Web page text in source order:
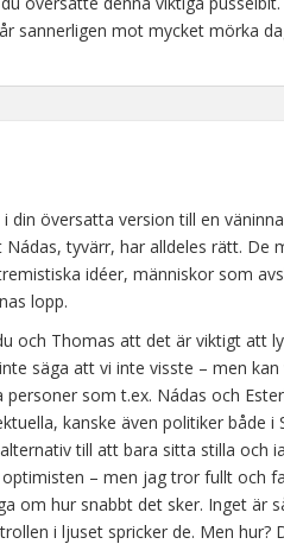
sannerligen mot mycket mörka
i din översatta version till en
tyvärr, har alldeles rätt. De
idéer, människor som
lopp.
och Thomas att det är viktigt att
säga att vi inte visste – men
som t.ex. Nádas och
kanske även politiker både i
till att bara sitta stilla och
– men jag tror fullt och
om hur snabbt det sker. Inget är
i ljuset spricker de. Men hur?